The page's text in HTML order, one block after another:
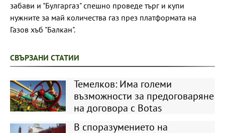
забави и "Булгаргаз" спешно проведе търг и купи
нужните за май количества газ през платформата на
Газов хъб "Балкан".
СВЪРЗАНИ СТАТИИ
Темелков: Има големи
възможности за предоговаряне
на договора с Botas
В споразумението на